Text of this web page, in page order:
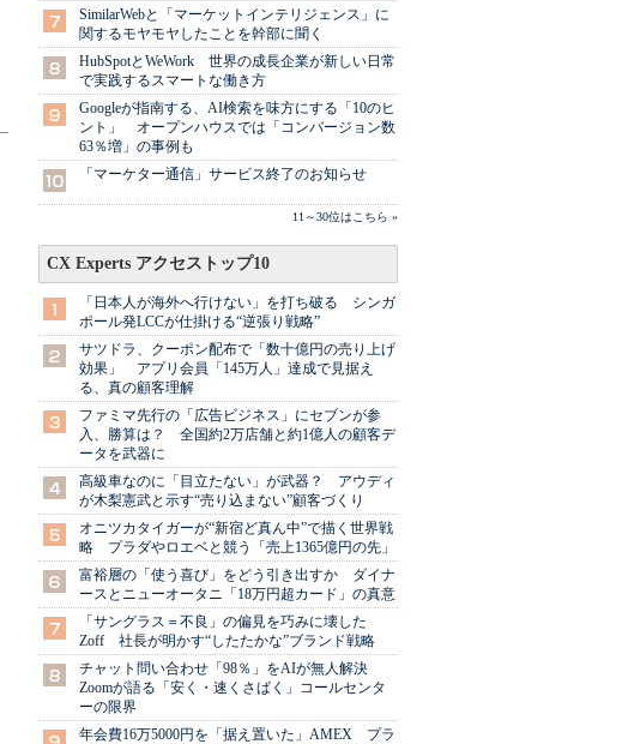
SimilarWebと「マーケットインテリジェンス」に
関するモヤモヤしたことを幹部に聞く
HubSpotとWeWork 世界の成長企業が新しい日常
で実践するスマートな働き方
Googleが指南する、AI検索を味方にする「10のヒ
ント」 オープンハウスでは「コンバージョン数
63％増」の事例も
「マーケター通信」サービス終了のお知らせ
11～30位はこちら »
CX Experts アクセストップ10
「日本人が海外へ行けない」を打ち破る シンガ
ポール発LCCが仕掛ける“逆張り戦略”
サツドラ、クーポン配布で「数十億円の売り上げ
効果」 アプリ会員「145万人」達成で見据え
る、真の顧客理解
ファミマ先行の「広告ビジネス」にセブンが参
入、勝算は？ 全国約2万店舗と約1億人の顧客デ
ータを武器に
高級車なのに「目立たない」が武器？ アウディ
が木梨憲武と示す“売り込まない”顧客づくり
オニツカタイガーが“新宿ど真ん中”で描く世界戦
略 プラダやロエベと競う「売上1365億円の先」
富裕層の「使う喜び」をどう引き出すか ダイナ
ースとニューオータニ「18万円超カード」の真意
「サングラス＝不良」の偏見を巧みに壊した
Zoff 社長が明かす“したたかな”ブランド戦略
チャット問い合わせ「98％」をAIが無人解決
Zoomが語る「安く・速くさばく」コールセンタ
ーの限界
年会費16万5000円を「据え置いた」AMEX プラ